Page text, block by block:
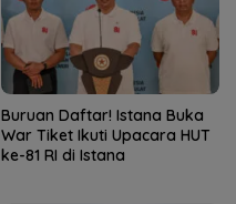
Buruan Daftar! Istana Buka
War Tiket Ikuti Upacara HUT
ke-81 RI di Istana